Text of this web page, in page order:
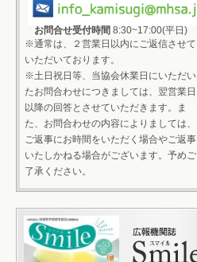
お問合せ受付時間 8:30~17:00(平日)
※通常は、２営業日以内にご返信させて
いただいております。
※土日祝日等、当協会休業日にいただい
たお問合わせにつきましては、翌営業日
以降の回答とさせていただきます。ま
た、お問合わせの内容によりましては、
ご返事にお時間をいただく場合やご返事
いたしかねる場合がございます。予めご
了承ください。